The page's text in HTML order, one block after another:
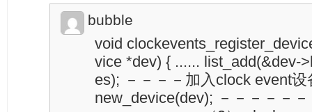
bubble
void
vice *dev) { ...... list_add(&dev-
es); －－－－加入clock event
new_device(dev); －－－－－